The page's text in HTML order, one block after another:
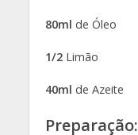
80ml de Óleo
1/2Limão
40ml de Azeite
Preparação: